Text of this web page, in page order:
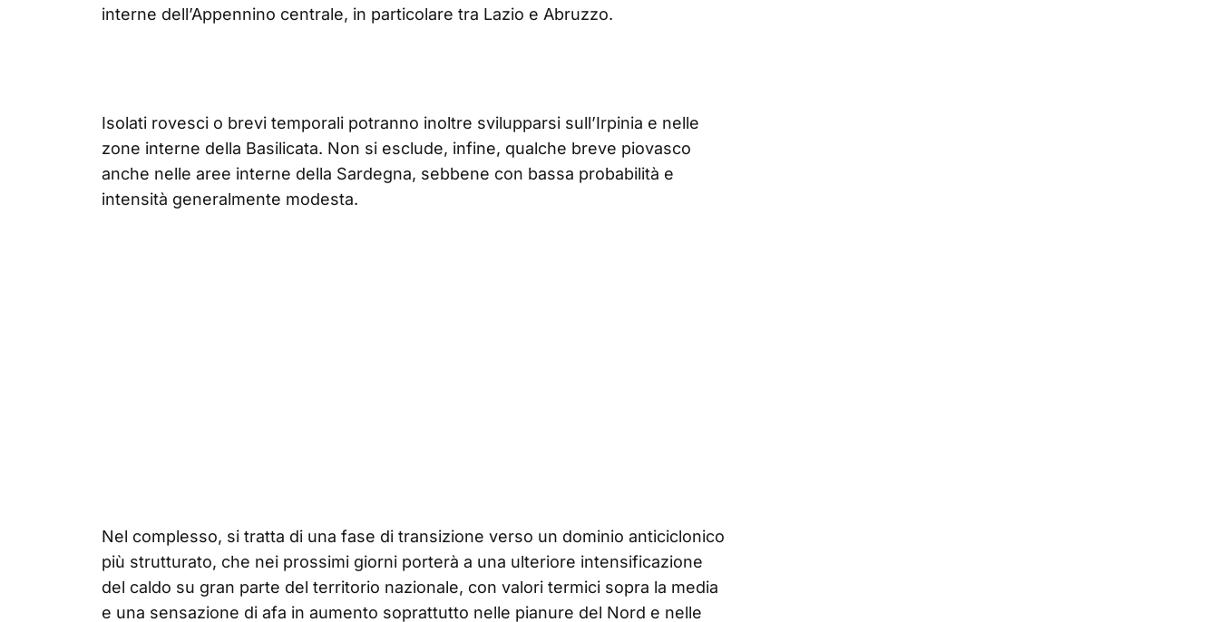
interne dell’Appennino centrale, in particolare tra Lazio e Abruzzo.
Isolati rovesci o brevi temporali potranno inoltre svilupparsi sull’Irpinia e nelle
zone interne della Basilicata. Non si esclude, infine, qualche breve piovasco
anche nelle aree interne della Sardegna, sebbene con bassa probabilità e
intensità generalmente modesta.
Nel complesso, si tratta di una fase di transizione verso un dominio anticiclonico
più strutturato, che nei prossimi giorni porterà a una ulteriore intensificazione
del caldo su gran parte del territorio nazionale, con valori termici sopra la media
e una sensazione di afa in aumento soprattutto nelle pianure del Nord e nelle